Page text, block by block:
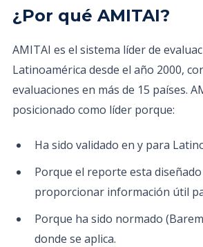
¿Por qué AMITAI?
AMITAI es el sistema líder de
Latinoamérica desde el año 2000,
evaluaciones en más de 15 países.
posicionado como líder porque:
Ha sido validado en y para
Porque el reporte esta
proporcionar información útil
Porque ha sido normado
donde se aplica.